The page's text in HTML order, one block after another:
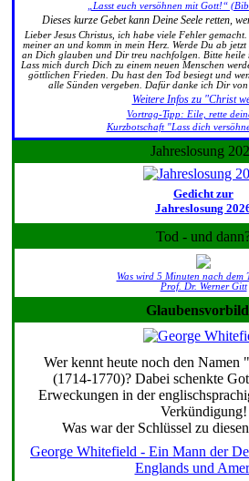
„Lasst euch versöhnen mit Gott!“
Dieses kurze Gebet kann Deine Seele retten,
Lieber Jesus Christus, ich habe viele Fehler
meiner an und komm in mein Herz. Werde Du ab
an Dich glauben und Dir treu nachfolgen. Bitte heile
Lass mich durch Dich zu einem neuen Menschen
göttlichen Frieden. Du hast den Tod besiegt und
alle Sünden vergeben. Dafür danke ich Dir von
Weitere Infos zu "Christ
Vortrag-Tipp: Eile, rette
Kurzbotschaft "Lass dich
Jahreslosung
Gedicht zur
Jahreslosung
Tod - und
Was wird 5 Minuten nach dem
Prof. Dr. Werner Gitt
Wer kennt heute noch den
(1714-1770)? Dabei schenkte
Erweckungen in der
Verkündigung!
Was war der Schlüssel zu
George Whitefield - Ein Mann der
Englands und